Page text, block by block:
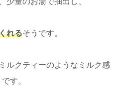
れるそうです。
ルクティーのようなミルク感
す。